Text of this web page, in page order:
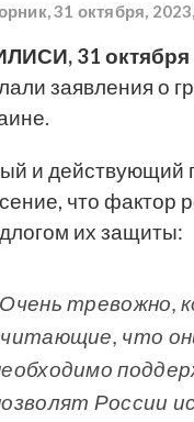
31 октября,
31 октября
заявления о
и действующий
что фактор
их защиты:
тревожно,
что
России